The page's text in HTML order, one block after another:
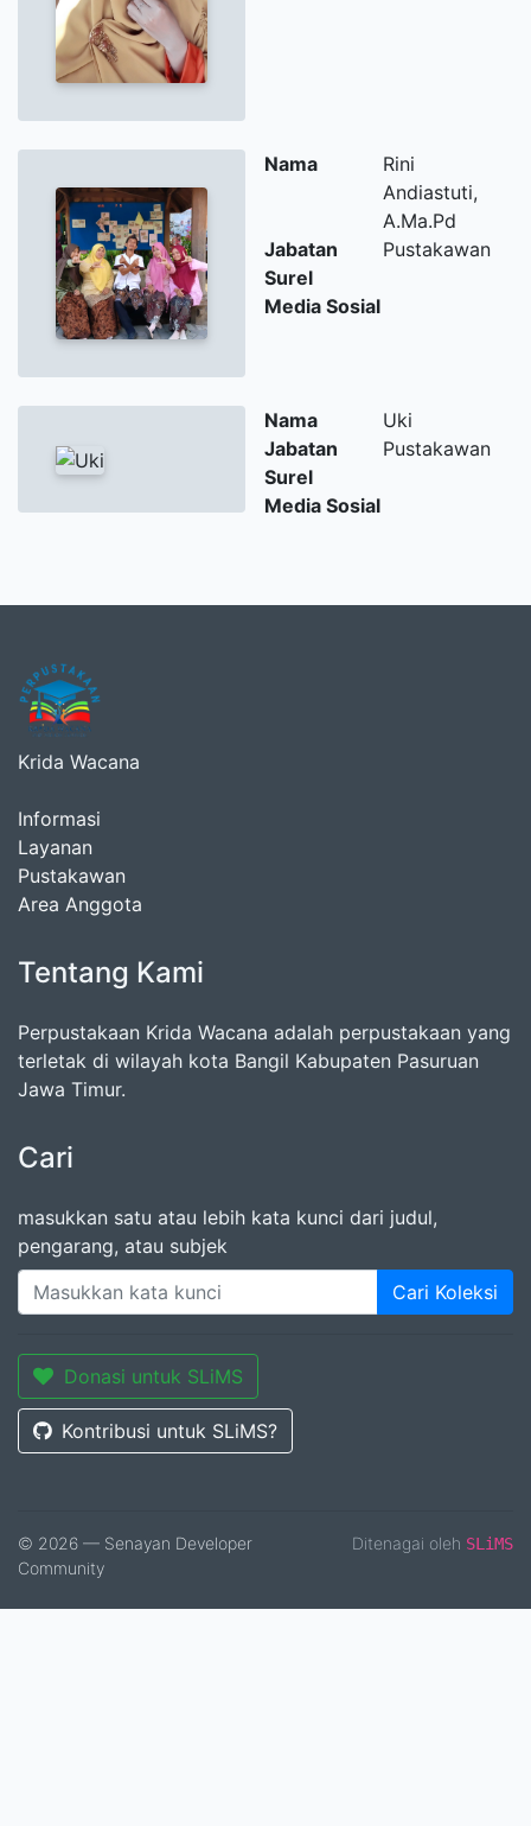
Nama
Rini
Andiastuti,
A.Ma.Pd
Jabatan
Pustakawan
Surel
Media Sosial
Nama
Uki
Jabatan
Pustakawan
Surel
Media Sosial
Krida Wacana
Informasi
Layanan
Pustakawan
Area Anggota
Tentang Kami
Perpustakaan Krida Wacana adalah perpustakaan yang
terletak di wilayah kota Bangil Kabupaten Pasuruan
Jawa Timur.
Cari
masukkan satu atau lebih kata kunci dari judul,
pengarang, atau subjek
Cari Koleksi
Donasi untuk SLiMS
Kontribusi untuk SLiMS?
© 2026 — Senayan Developer
Community
Ditenagai oleh SLiMS